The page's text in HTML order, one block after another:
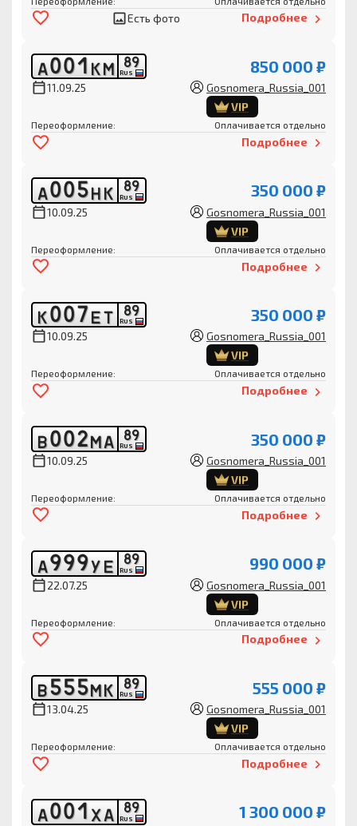
Есть фото Подробнее
А001КМ 89
RUS 850 000 ₽
11.09.25
Gosnomera_Russia_001
VIP
Переоформление: Оплачивается отдельно
Подробнее
А005НК 89
RUS 350 000 ₽
10.09.25
Gosnomera_Russia_001
VIP
Переоформление: Оплачивается отдельно
Подробнее
К007ЕТ 89
RUS 350 000 ₽
10.09.25
Gosnomera_Russia_001
VIP
Переоформление: Оплачивается отдельно
Подробнее
В002МА 89
RUS 350 000 ₽
10.09.25
Gosnomera_Russia_001
VIP
Переоформление: Оплачивается отдельно
Подробнее
А999УЕ 89
RUS 990 000 ₽
22.07.25
Gosnomera_Russia_001
VIP
Переоформление: Оплачивается отдельно
Подробнее
В555МК 89
RUS 555 000 ₽
13.04.25
Gosnomera_Russia_001
VIP
Переоформление: Оплачивается отдельно
Подробнее
А001 ХА 89
RUS 1 300 000 ₽